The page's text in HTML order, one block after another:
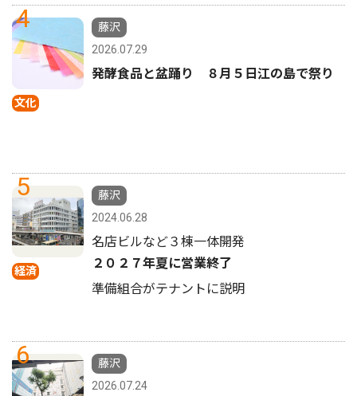
4
文化
藤沢
2026.07.29
発酵食品と盆踊り ８月５日江の島で祭り
5
経済
藤沢
2024.06.28
名店ビルなど３棟一体開発
２０２７年夏に営業終了
準備組合がテナントに説明
6
藤沢
2026.07.24